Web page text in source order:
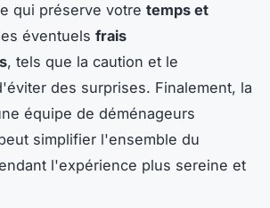
qui préserve votre temps et
éventuels frais
, tels que la caution et le
des surprises. Finalement, la
équipe de déménageurs
simplifier l'ensemble du
l'expérience plus sereine et